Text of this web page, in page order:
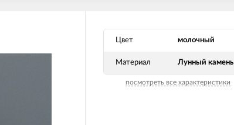
Цвет молочный
Материал Лунный камень
посмотреть все характеристики